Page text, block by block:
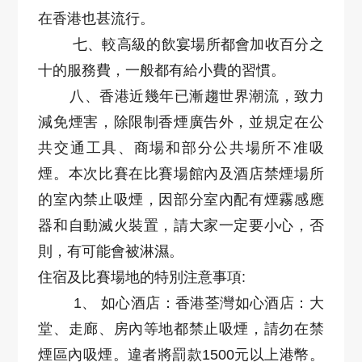
在香港也甚流行。
七、較高級的飲宴場所都會加收百分之
十的服務費，一般都有給小費的習慣。
八、香港近幾年已漸趨世界潮流，致力
減免煙害，除限制香煙廣告外，並規定在公
共交通工具、商場和部分公共場所不准吸
煙。本次比賽在比賽場館內及酒店禁煙場所
的室內禁止吸煙，因部分室內配有煙霧感應
器和自動滅火裝置，請大家一定要小心，否
則，有可能會被淋濕。
住宿及比賽場地的特別注意事項:
1、 如心酒店：香港荃灣如心酒店：大
堂、走廊、房內等地都禁止吸煙，請勿在禁
煙區內吸煙。違者將罰款1500元以上港幣。